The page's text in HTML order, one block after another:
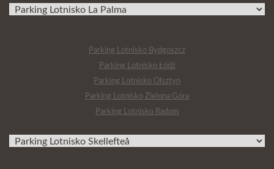
Parking Lotnisko Bydgoszcz
Parking Lotnisko Łódź
Parking Lotnisko Olsztyn
Parking Lotnisko Zielona Góra
Parking Lotnisko Radom